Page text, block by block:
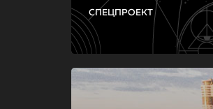
СПЕЦПРОЕКТ